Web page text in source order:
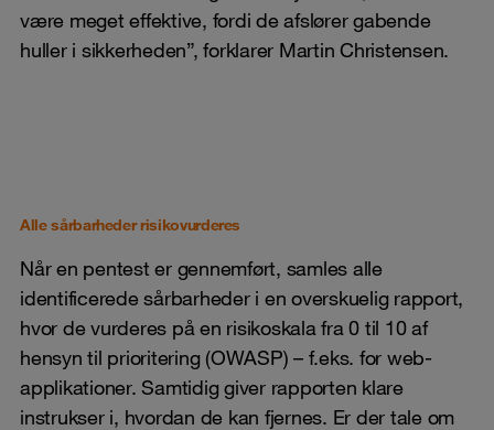
være meget effektive, fordi de afslører gabende
huller i sikkerheden”, forklarer Martin Christensen.
Alle sårbarheder risikovurderes
Når en pentest er gennemført, samles alle
identificerede sårbarheder i en overskuelig rapport,
hvor de vurderes på en risikoskala fra 0 til 10 af
hensyn til prioritering (OWASP) – f.eks. for web-
applikationer. Samtidig giver rapporten klare
instrukser i, hvordan de kan fjernes. Er der tale om